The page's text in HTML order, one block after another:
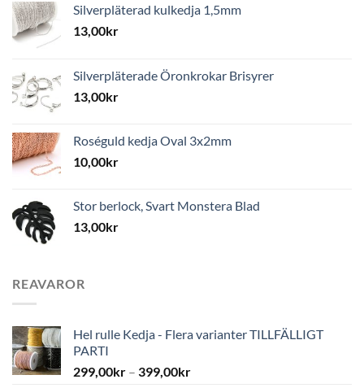
Silverpläterad kulkedja 1,5mm
13,00kr
Silverpläterade Öronkrokar Brisyrer
13,00kr
Roséguld kedja Oval 3x2mm
10,00kr
Stor berlock, Svart Monstera Blad
13,00kr
REAVAROR
Hel rulle Kedja - Flera varianter TILLFÄLLIGT
PARTI
299,00kr – 399,00kr